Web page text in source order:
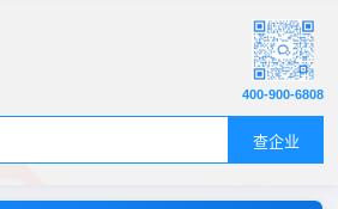
查企业
400-900-6808